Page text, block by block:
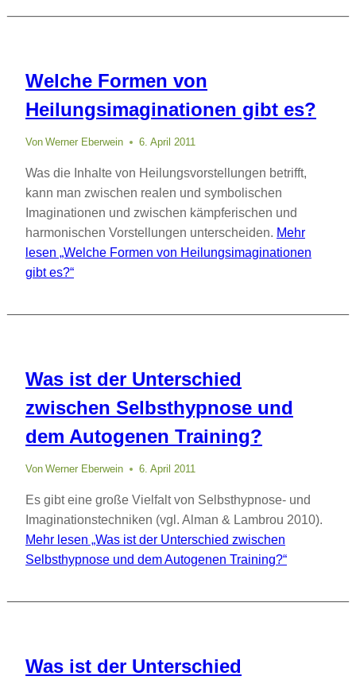
Welche Formen von
Heilungsimaginationen gibt es?
Von Werner Eberwein 6. April 2011
Was die Inhalte von Heilungsvorstellungen betrifft,
kann man zwischen realen und symbolischen
Imaginationen und zwischen kämpferischen und
harmonischen Vorstellungen unterscheiden. Mehr
lesen „Welche Formen von Heilungsimaginationen
gibt es?“
Was ist der Unterschied
zwischen Selbsthypnose und
dem Autogenen Training?
Von Werner Eberwein 6. April 2011
Es gibt eine große Vielfalt von Selbsthypnose- und
Imaginationstechniken (vgl. Alman & Lambrou 2010).
Mehr lesen „Was ist der Unterschied zwischen
Selbsthypnose und dem Autogenen Training?“
Was ist der Unterschied